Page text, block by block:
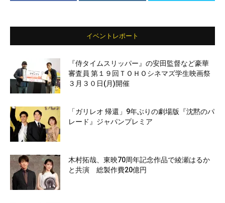
イベントレポート
『侍タイムスリッパー』の安田監督など豪華
審査員 第１９回ＴＯＨＯシネマズ学生映画祭
３月３０日(月)開催
「ガリレオ 帰還」9年ぶりの劇場版『沈黙のパ
レード』ジャパンプレミア
木村拓哉、東映70周年記念作品で綾瀬はるか
と共演 総製作費20億円